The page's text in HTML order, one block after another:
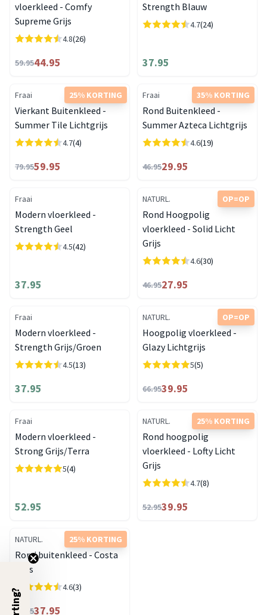
vloerkleed - Comfy
Supreme Grijs
4.8(26)
59.9544.95
Strength Blauw
4.7(24)
37.95
25% KORTING
Fraai
Vierkant Buitenkleed -
Summer Tile Lichtgrijs
4.7(4)
79.9559.95
35% KORTING
Fraai
Rond Buitenkleed -
Summer Azteca Lichtgrijs
4.6(19)
46.9529.95
Fraai
Modern vloerkleed -
Strength Geel
4.5(42)
37.95
OP=OP
NATURL.
Rond Hoogpolig
vloerkleed - Solid Licht
Grijs
4.6(30)
46.9527.95
Fraai
Modern vloerkleed -
Strength Grijs/Groen
4.5(13)
37.95
OP=OP
NATURL.
Hoogpolig vloerkleed -
Glazy Lichtgrijs
5(5)
66.9539.95
Fraai
Modern vloerkleed -
Strong Grijs/Terra
5(4)
52.95
25% KORTING
NATURL.
Rond hoogpolig
vloerkleed - Lofty Licht
Grijs
4.7(8)
52.9539.95
25% KORTING
NATURL.
Rond buitenkleed - Costa
Grijs
4.6(3)
50.9537.95